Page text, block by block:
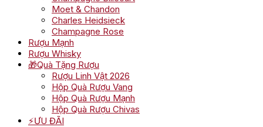
Moet & Chandon
Charles Heidsieck
Champagne Rose
Rượu Mạnh
Rượu Whisky
🎁Quà Tặng Rượu
Rượu Linh Vật 2026
Hộp Quà Rượu Vang
Hộp Quà Rượu Mạnh
Hộp Quà Rượu Chivas
⚡ƯU ĐÃI